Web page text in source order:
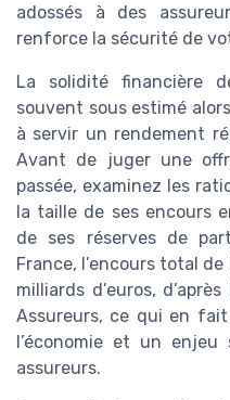
adossés à des
renforce la sécurité de
La solidité financière
souvent sous estimé
à servir un rendement
Avant de juger une
passée, examinez les
la taille de ses encours
de ses réserves de
France, l’encours total de
milliards d’euros,
Assureurs, ce qui en
l’économie et un
assureurs.